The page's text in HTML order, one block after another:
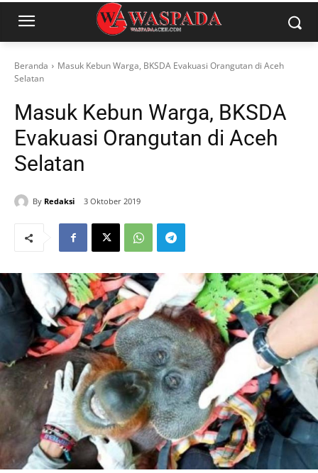
Beranda
Masuk Kebun Warga, BKSDA Evakuasi Orangutan di Aceh
Selatan
Masuk Kebun Warga, BKSDA
Evakuasi Orangutan di Aceh
Selatan
By Redaksi 3 Oktober 2019